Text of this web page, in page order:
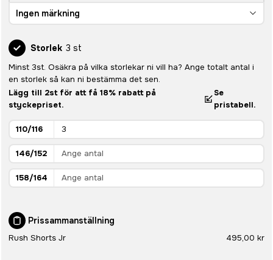
Ingen märkning
Storlek 3 st
Minst 3st. Osäkra på vilka storlekar ni vill ha? Ange totalt antal i
en storlek så kan ni bestämma det sen.
Lägg till 2st för att få 18% rabatt på
styckepriset.
Se
pristabell.
110/116
146/152
158/164
Prissammanställning
Rush Shorts Jr 495,00 kr